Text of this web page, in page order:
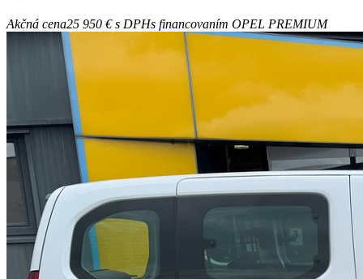
Akčná cena25 950 €s DPHs financovaním OPEL PREMIUM